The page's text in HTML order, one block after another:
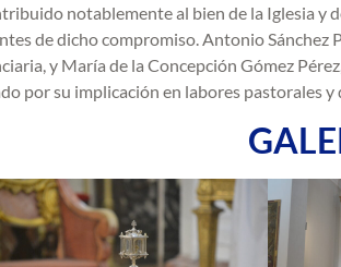
notablemente al bien de la Iglesia y
de dicho compromiso. Antonio Sánchez
y María de la Concepción Gómez
por su implicación en labores pastorales